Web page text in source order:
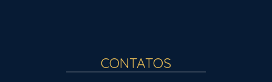
CONTATOS